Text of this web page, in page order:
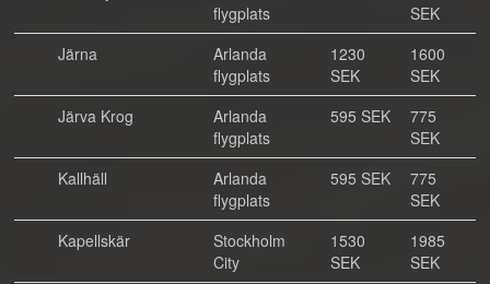
flygplats
SEK
Järna
Arlanda
flygplats
1230
SEK
1600
SEK
Järva Krog
Arlanda
flygplats
595 SEK
775
SEK
Kallhäll
Arlanda
flygplats
595 SEK
775
SEK
Kapellskär
Stockholm
City
1530
SEK
1985
SEK